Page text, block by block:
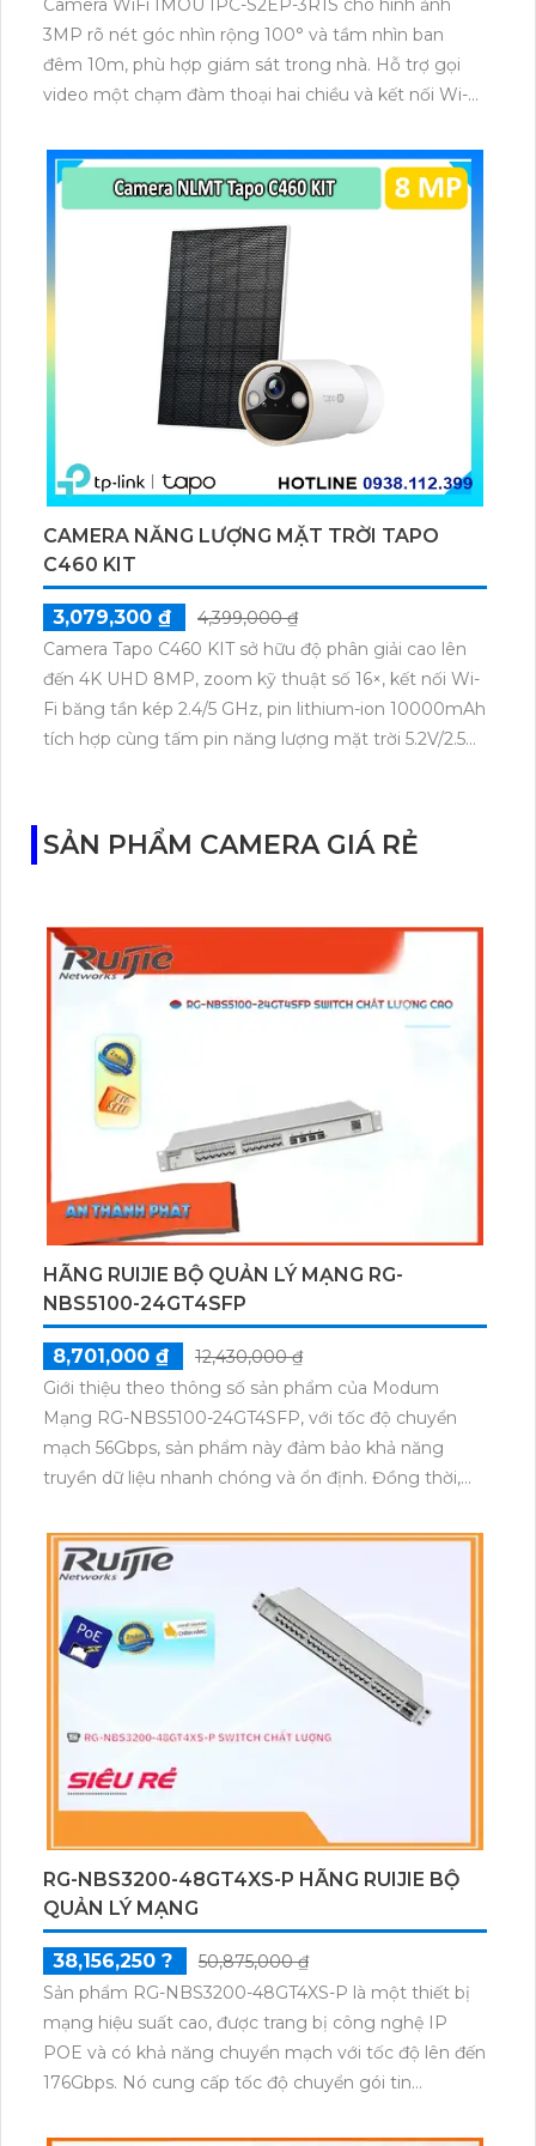
3MP rõ nét góc nhìn rộng 100° và tầm nhìn ban
đêm 10m, phù hợp giám sát trong nhà. Hỗ trợ gọi
video một chạm đàm thoại hai chiều và kết nối Wi-Fi
microSD tối đa 256GB hoặc lưu đám mây dễ lắp đặt
cho gia đình và văn phòng nhỏ.
CAMERA NĂNG LƯỢNG MẶT TRỜI TAPO
C460 KIT
3,079,300 ₫
4,399,000 ₫
Camera Tapo C460 KIT sở hữu độ phân giải cao lên
đến 4K UHD 8MP, zoom kỹ thuật số 16×, kết nối Wi-
Fi băng tần kép 2.4/5 GHz, pin lithium-ion 10000mAh
tích hợp cùng tấm pin năng lượng mặt trời 5.2V/2.5W.
SẢN PHẨM CAMERA GIÁ RẺ
HÃNG RUIJIE BỘ QUẢN LÝ MẠNG RG-
NBS5100-24GT4SFP
8,701,000 ₫
12,430,000 ₫
Giới thiệu theo thông số sản phẩm của Modum
Mạng RG-NBS5100-24GT4SFP, với tốc độ chuyển
mạch 56Gbps, sản phẩm này đảm bảo khả năng
truyền dữ liệu nhanh chóng và ổn định. Đồng thời,
lượng lớn các gói tin mỗi giây, đảm bảo hiệu suất cao
trong việc chuyển tiếp dữ liệu.Sản phẩm được trang
bị công nghệ tiên tiến, giúp tăng cường khả năng xử
lý cũng như hiệu suất của mạng. Nguồn điện sử
dụng từ 100V đến 240V AC, mang lại tính linh hoạt
và tiện lợi trong việc sử dụng sản phẩm này.Đặc biệt,
Modum Mạng RG-NBS5100-24GT4SFP còn được
trang bị tính năng tốc độ chuyển gói tin 42Mpps,
đảm bảo việc truyền hàng loạt số lượng lớn các gói
tin một cách mượt mà và không gặp trục trặc. Tính
năng này đáng chú ý khi xử lý các ứng dụng yêu cầu
băng thông lớn và đáp ứng được nhu cầu sử dụng
mạng của người dùng.
RG-NBS3200-48GT4XS-P HÃNG RUIJIE BỘ
QUẢN LÝ MẠNG
38,156,250 ?
50,875,000 ₫
Sản phẩm RG-NBS3200-48GT4XS-P là một thiết bị
mạng hiệu suất cao, được trang bị công nghệ IP
POE và có khả năng chuyển mạch với tốc độ lên đến
176Gbps. Nó cung cấp tốc độ chuyển gói tin